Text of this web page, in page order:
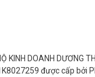
KINH DOANH DƯƠNG
được cấp bởi